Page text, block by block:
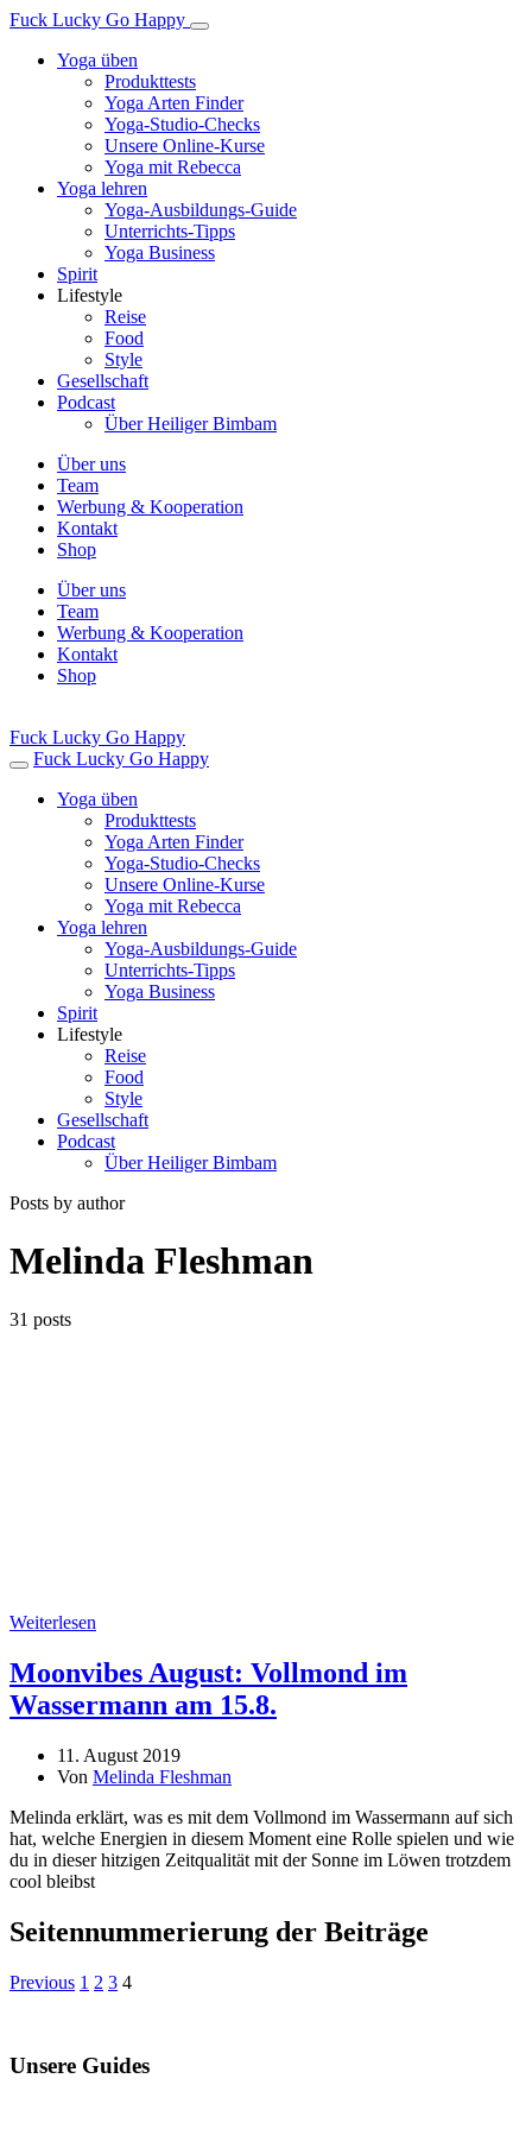
Fuck Lucky Go Happy
Yoga üben
Produkttests
Yoga Arten Finder
Yoga-Studio-Checks
Unsere Online-Kurse
Yoga mit Rebecca
Yoga lehren
Yoga-Ausbildungs-Guide
Unterrichts-Tipps
Yoga Business
Spirit
Lifestyle
Reise
Food
Style
Gesellschaft
Podcast
Über Heiliger Bimbam
Über uns
Team
Werbung & Kooperation
Kontakt
Shop
Über uns
Team
Werbung & Kooperation
Kontakt
Shop
Fuck Lucky Go Happy
Fuck Lucky Go Happy
Yoga üben
Produkttests
Yoga Arten Finder
Yoga-Studio-Checks
Unsere Online-Kurse
Yoga mit Rebecca
Yoga lehren
Yoga-Ausbildungs-Guide
Unterrichts-Tipps
Yoga Business
Spirit
Lifestyle
Reise
Food
Style
Gesellschaft
Podcast
Über Heiliger Bimbam
Posts by author
Melinda Fleshman
31 posts
Weiterlesen
Moonvibes August: Vollmond im
Wassermann am 15.8.
11. August 2019
Von Melinda Fleshman
Melinda erklärt, was es mit dem Vollmond im Wassermann auf sich
hat, welche Energien in diesem Moment eine Rolle spielen und wie
du in dieser hitzigen Zeitqualität mit der Sonne im Löwen trotzdem
cool bleibst
Seitennummerierung der Beiträge
Previous 1 2 3 4
Unsere Guides